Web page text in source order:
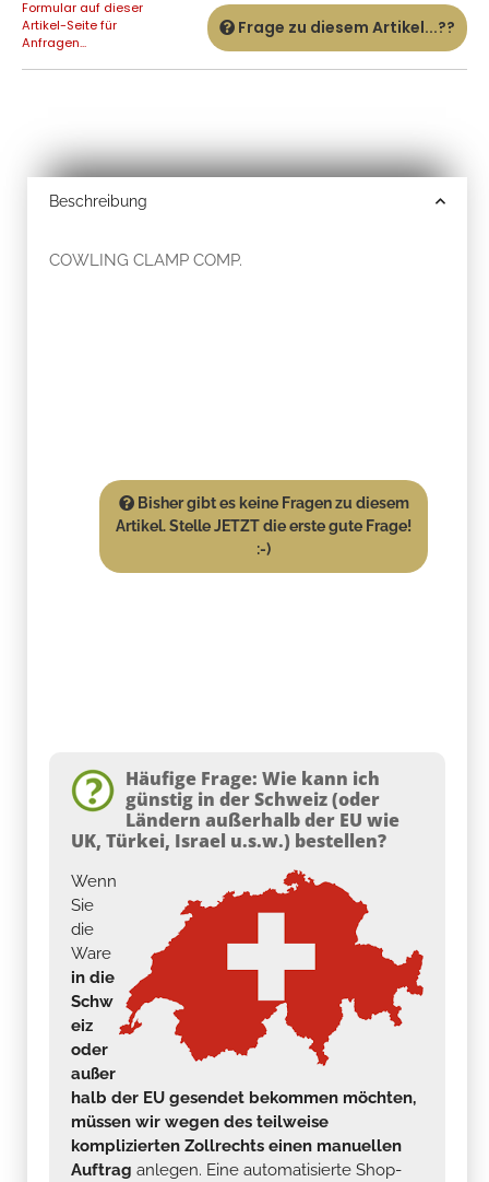
Formular auf dieser
Artikel-Seite für
Anfragen...
Frage zu diesem Artikel...??
Beschreibung
COWLING CLAMP COMP.
Bisher gibt es keine Fragen zu diesem
Artikel. Stelle JETZT die erste gute Frage!
:-)
Häufige Frage: Wie kann ich
günstig in der Schweiz (oder
Ländern außerhalb der EU wie
UK, Türkei, Israel u.s.w.) bestellen?
Wenn
Sie
die
Ware
in die
Schw
eiz
oder
außer
halb der EU gesendet bekommen möchten,
müssen wir wegen des teilweise
komplizierten Zollrechts einen manuellen
Auftrag anlegen. Eine automatisierte Shop-